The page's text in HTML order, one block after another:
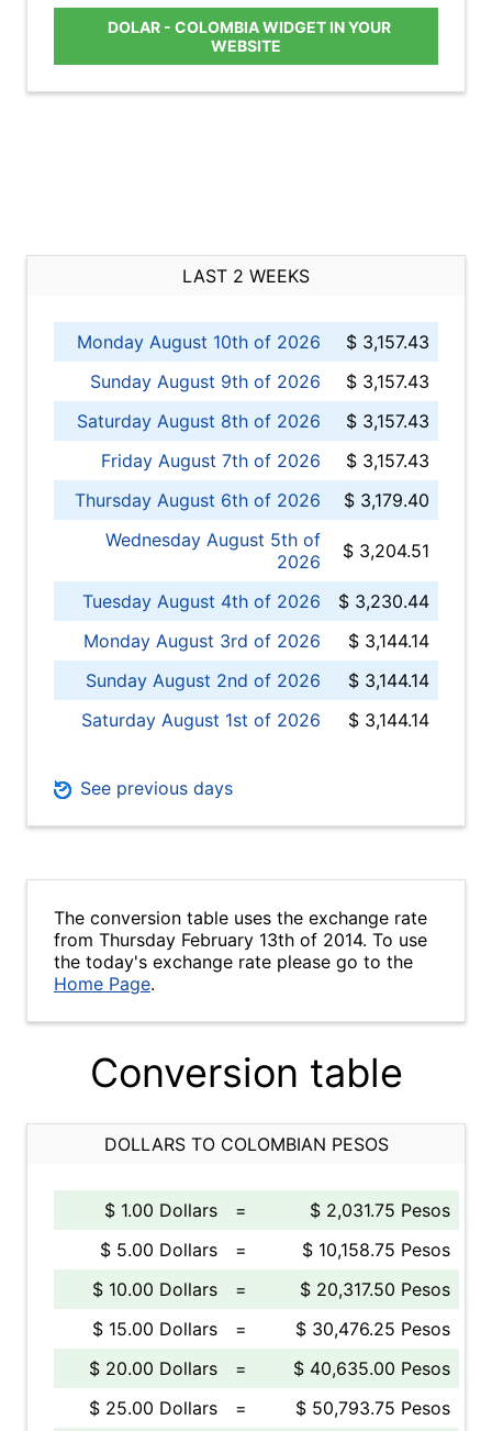
DOLAR - COLOMBIA WIDGET IN YOUR
WEBSITE
LAST 2 WEEKS
Monday August 10th of 2026
$ 3,157.43
Sunday August 9th of 2026
$ 3,157.43
Saturday August 8th of 2026
$ 3,157.43
Friday August 7th of 2026
$ 3,157.43
Thursday August 6th of 2026
$ 3,179.40
Wednesday August 5th of
2026
$ 3,204.51
Tuesday August 4th of 2026
$ 3,230.44
Monday August 3rd of 2026
$ 3,144.14
Sunday August 2nd of 2026
$ 3,144.14
Saturday August 1st of 2026
$ 3,144.14
See previous days
The conversion table uses the exchange rate
from Thursday February 13th of 2014. To use
the today's exchange rate please go to the
Home Page.
Conversion table
DOLLARS TO COLOMBIAN PESOS
$ 1.00 Dollars =
$ 2,031.75 Pesos
$ 5.00 Dollars
=
$ 10,158.75 Pesos
$ 10.00 Dollars
=
$ 20,317.50 Pesos
$ 15.00 Dollars
=
$ 30,476.25 Pesos
$ 20.00 Dollars
=
$ 40,635.00 Pesos
$ 25.00 Dollars
=
$ 50,793.75 Pesos